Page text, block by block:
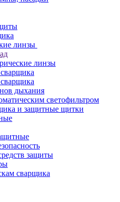
линзы
линзы
дыхания
светофильтром
и защитные щитки
защиты
сварщика